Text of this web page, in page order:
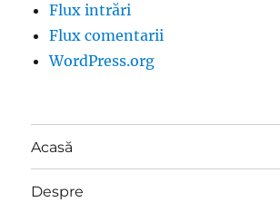
Flux intrări
Flux comentarii
WordPress.org
Acasă
Despre